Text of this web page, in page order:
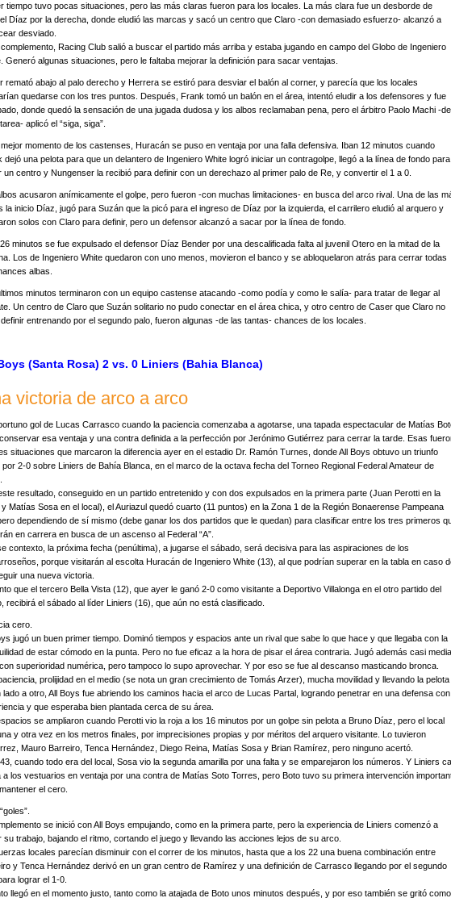
tiempo tuvo pocas situaciones, pero las más claras fueron para los locales. La más clara fue un desborde de
Díaz por la derecha, donde eludió las marcas y sacó un centro que Claro -con demasiado esfuerzo- alcanzó a
desviado.
Racing Club salió a buscar el partido más arriba y estaba jugando en campo del Globo de Ingeniero
Generó algunas situaciones, pero le faltaba mejorar la definición para sacar ventajas.
remató abajo al palo derecho y Herrera se estiró para desviar el balón al corner, y parecía que los locales
quedarse con los tres puntos. Después, Frank tomó un balón en el área, intentó eludir a los defensores y fue
donde quedó la sensación de una jugada dudosa y los albos reclamaban pena, pero el árbitro Paolo Machi -de
aplicó el “siga, siga”.
momento de los castenses, Huracán se puso en ventaja por una falla defensiva. Iban 12 minutos cuando
dejó una pelota para que un delantero de Ingeniero White logró iniciar un contragolpe, llegó a la línea de fondo para
un centro y Nungenser la recibió para definir con un derechazo al primer palo de Re, y convertir el 1 a 0.
acusaron anímicamente el golpe, pero fueron -con muchas limitaciones- en busca del arco rival. Una de las
la inicio Díaz, jugó para Suzán que la picó para el ingreso de Díaz por la izquierda, el carrilero eludió al arquero y
solos con Claro para definir, pero un defensor alcanzó a sacar por la línea de fondo.
minutos se fue expulsado el defensor Díaz Bender por una descalificada falta al juvenil Otero en la mitad de la
Los de Ingeniero White quedaron con uno menos, movieron el banco y se abloquelaron atrás para cerrar todas
albas.
minutos terminaron con un equipo castense atacando -como podía y como le salía- para tratar de llegar al
Un centro de Claro que Suzán solitario no pudo conectar en el área chica, y otro centro de Caser que Claro no
entrenando por el segundo palo, fueron algunas -de las tantas- chances de los locales.
(Santa Rosa) 2 vs. 0 Liniers (Bahia Blanca)
victoria de arco a arco
gol de Lucas Carrasco cuando la paciencia comenzaba a agotarse, una tapada espectacular de Matías
esa ventaja y una contra definida a la perfección por Jerónimo Gutiérrez para cerrar la tarde. Esas
situaciones que marcaron la diferencia ayer en el estadio Dr. Ramón Turnes, donde All Boys obtuvo un triunfo
por 2-0 sobre Liniers de Bahía Blanca, en el marco de la octava fecha del Torneo Regional Federal Amateur de
resultado, conseguido en un partido entretenido y con dos expulsados en la primera parte (Juan Perotti en la
Matías Sosa en el local), el Auriazul quedó cuarto (11 puntos) en la Zona 1 de la Región Bonaerense Pampeana
dependiendo de sí mismo (debe ganar los dos partidos que le quedan) para clasificar entre los tres primeros
en carrera en busca de un ascenso al Federal “A”.
contexto, la próxima fecha (penúltima), a jugarse el sábado, será decisiva para las aspiraciones de los
porque visitarán al escolta Huracán de Ingeniero White (13), al que podrían superar en la tabla en caso
una nueva victoria.
que el tercero Bella Vista (12), que ayer le ganó 2-0 como visitante a Deportivo Villalonga en el otro partido del
recibirá el sábado al líder Liniers (16), que aún no está clasificado.
cero.
jugó un buen primer tiempo. Dominó tiempos y espacios ante un rival que sabe lo que hace y que llegaba con la
de estar cómodo en la punta. Pero no fue eficaz a la hora de pisar el área contraria. Jugó además casi media
superioridad numérica, pero tampoco lo supo aprovechar. Y por eso se fue al descanso masticando bronca.
prolijidad en el medio (se nota un gran crecimiento de Tomás Arzer), mucha movilidad y llevando la pelota
lado a otro, All Boys fue abriendo los caminos hacia el arco de Lucas Partal, logrando penetrar en una defensa con
y que esperaba bien plantada cerca de su área.
se ampliaron cuando Perotti vio la roja a los 16 minutos por un golpe sin pelota a Bruno Díaz, pero el local
y otra vez en los metros finales, por imprecisiones propias y por méritos del arquero visitante. Lo tuvieron
Mauro Barreiro, Tenca Hernández, Diego Reina, Matías Sosa y Brian Ramírez, pero ninguno acertó.
cuando todo era del local, Sosa vio la segunda amarilla por una falta y se emparejaron los números. Y Liniers
a los vestuarios en ventaja por una contra de Matías Soto Torres, pero Boto tuvo su primera intervención
el cero.
se inició con All Boys empujando, como en la primera parte, pero la experiencia de Liniers comenzó a
su trabajo, bajando el ritmo, cortando el juego y llevando las acciones lejos de su arco.
locales parecían disminuir con el correr de los minutos, hasta que a los 22 una buena combinación entre
y Tenca Hernández derivó en un gran centro de Ramírez y una definición de Carrasco llegando por el segundo
lograr el 1-0.
llegó en el momento justo, tanto como la atajada de Boto unos minutos después, y por eso también se gritó como